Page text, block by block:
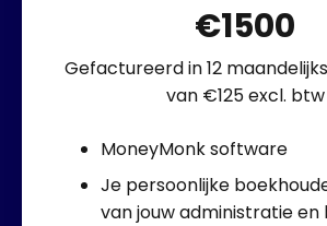
€1500
Gefactureerd in 12
van €125 excl. btw
MoneyMonk software
Je persoonlijke
van jouw administratie en